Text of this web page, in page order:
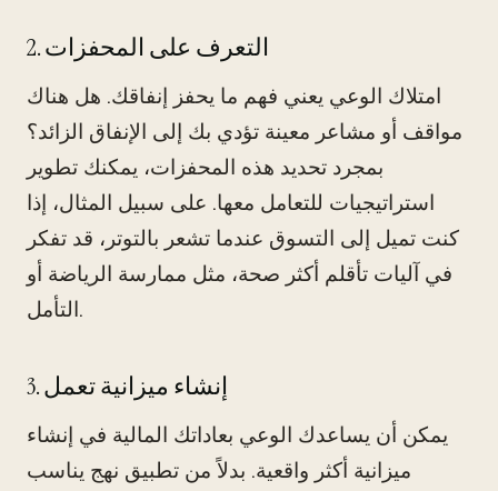
2. التعرف على المحفزات
امتلاك الوعي يعني فهم ما يحفز إنفاقك. هل هناك
مواقف أو مشاعر معينة تؤدي بك إلى الإنفاق الزائد؟
بمجرد تحديد هذه المحفزات، يمكنك تطوير
استراتيجيات للتعامل معها. على سبيل المثال، إذا
كنت تميل إلى التسوق عندما تشعر بالتوتر، قد تفكر
في آليات تأقلم أكثر صحة، مثل ممارسة الرياضة أو
التأمل.
3. إنشاء ميزانية تعمل
يمكن أن يساعدك الوعي بعاداتك المالية في إنشاء
ميزانية أكثر واقعية. بدلاً من تطبيق نهج يناسب